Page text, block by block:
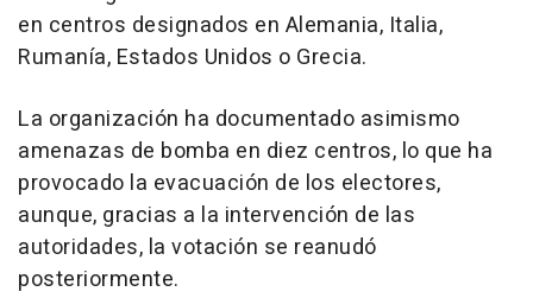
en centros designados en Alemania, Italia,
Rumanía, Estados Unidos o Grecia.
La organización ha documentado asimismo
amenazas de bomba en diez centros, lo que ha
provocado la evacuación de los electores,
aunque, gracias a la intervención de las
autoridades, la votación se reanudó
posteriormente.